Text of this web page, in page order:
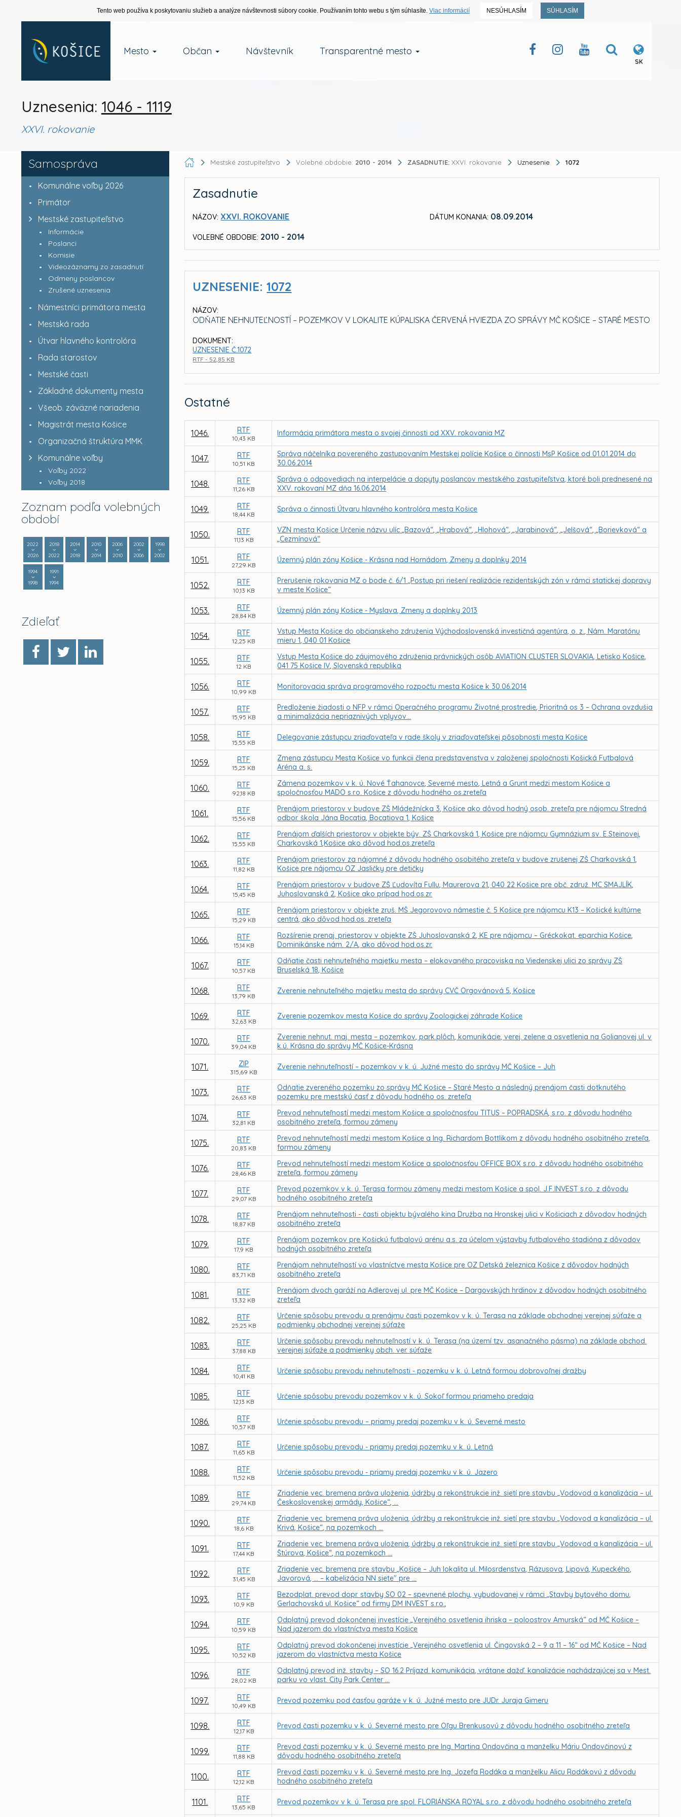
Tento web používa k poskytovaniu služieb a analýze návštevnosti súbory cookie. Používaním tohto webu s tým súhlasíte. Viac informácií NESÚHLASÍM SÚHLASÍM
Mesto Občan Návštevník Transparentné mesto
SK
Uznesenia: 1046 - 1119
XXVI. rokovanie
Samospráva
Komunálne voľby 2026
Primátor
Mestské zastupiteľstvo
Informácie
Poslanci
Komisie
Videozáznamy zo zasadnutí
Odmeny poslancov
Zrušené uznesenia
Námestníci primátora mesta
Mestská rada
Útvar hlavného kontrolóra
Rada starostov
Mestské časti
Základné dokumenty mesta
Všeob. záväzné nariadenia
Magistrát mesta Košice
Organizačná štruktúra MMK
Komunálne voľby
Voľby 2022
Voľby 2018
Zoznam podľa volebných
období
2022
2026
2018
2022
2014
2018
2010
2014
2006
2010
2002
2006
1998
2002
1994
1998
1991
1994
Zdieľať
Mestské zastupiteľstvo Volebné obdobie: 2010 - 2014 ZASADNUTIE: XXVI. rokovanie Uznesenie 1072
Zasadnutie
NÁZOV: XXVI. ROKOVANIE
VOLEBNÉ OBDOBIE: 2010 - 2014
DÁTUM KONANIA: 08.09.2014
UZNESENIE:1072
NÁZOV:
ODŇATIE NEHNUTEĽNOSTÍ – POZEMKOV V LOKALITE KÚPALISKA ČERVENÁ HVIEZDA ZO SPRÁVY MČ KOŠICE – STARÉ MESTO
DOKUMENT:
UZNESENIE Č.1072
RTF - 52,85 KB
Ostatné
1046. RTF
10,43 KB
Informácia primátora mesta o svojej činnosti od XXV. rokovania MZ
1047. RTF
10,51 KB
Správa náčelníka povereného zastupovaním Mestskej polície Košice o činnosti MsP Košice od 01.01.2014 do
30.06.2014
1048. RTF
11,26 KB
Správa o odpovediach na interpelácie a dopyty poslancov mestského zastupiteľstva, ktoré boli prednesené na
XXV. rokovaní MZ dňa 16.06.2014
1049. RTF
18,44 KB
Správa o činnosti Útvaru hlavného kontrolóra mesta Košice
1050. RTF
11,13 KB
VZN mesta Košice Určenie názvu ulíc „Bazová“, „Hrabová“, „Hlohová“, „Jarabinová“, „Jelšová“, „Borievková“ a
„Cezmínová“
1051. RTF
27,29 KB
Územný plán zóny Košice - Krásna nad Hornádom, Zmeny a doplnky 2014
1052. RTF
10,13 KB
Prerušenie rokovania MZ o bode č. 6/1 „Postup pri riešení realizácie rezidentských zón v rámci statickej dopravy
v meste Košice“
1053. RTF
28,84 KB
Územný plán zóny Košice - Myslava, Zmeny a doplnky 2013
1054. RTF
12,25 KB
Vstup Mesta Košice do občianskeho združenia Východoslovenská investičná agentúra, o. z., Nám. Maratónu
mieru 1, 040 01 Košice
1055. RTF
12 KB
Vstup Mesta Košice do záujmového združenia právnických osôb AVIATION CLUSTER SLOVAKIA, Letisko Košice,
041 75 Košice IV, Slovenská republika
1056. RTF
10,99 KB
Monitorovacia správa programového rozpočtu mesta Košice k 30.06.2014
1057. RTF
15,95 KB
Predloženie žiadosti o NFP v rámci Operačného programu Životné prostredie, Prioritná os 3 – Ochrana ovzdušia
a minimalizácia nepriaznivých vplyvov...
1058. RTF
15,55 KB
Delegovanie zástupcu zriaďovateľa v rade školy v zriaďovateľskej pôsobnosti mesta Košice
1059. RTF
15,25 KB
Zmena zástupcu Mesta Košice vo funkcii člena predstavenstva v založenej spoločnosti Košická Futbalová
Aréna a. s.
1060. RTF
92,18 KB
Zámena pozemkov v k. ú. Nové Ťahanovce, Severné mesto, Letná a Grunt medzi mestom Košice a
spoločnosťou MADO s.r.o. Košice z dôvodu hodného os.zreteľa
1061. RTF
15,56 KB
Prenájom priestorov v budove ZŠ Mládežnícka 3, Košice ako dôvod hodný osob. zreteľa pre nájomcu Stredná
odbor. škola Jána Bocatia, Bocatiova 1, Košice
1062. RTF
15,55 KB
Prenájom ďalších priestorov v objekte býv. ZŠ Charkovská 1, Košice pre nájomcu Gymnázium sv. E.Steinovej,
Charkovská 1,Košice ako dôvod hod.os.zreteľa
1063. RTF
11,82 KB
Prenájom priestorov za nájomné z dôvodu hodného osobitého zreteľa v budove zrušenej ZŠ Charkovská 1,
Košice pre nájomcu OZ Jasličky pre detičky
1064. RTF
15,45 KB
Prenájom priestorov v budove ZŠ Ľudovíta Fullu, Maurerova 21, 040 22 Košice pre obč. združ. MC SMAJLÍK,
Juhoslovanská 2, Košice ako prípad hod.os.zr.
1065. RTF
15,29 KB
Prenájom priestorov v objekte zruš. MŠ Jegorovovo námestie č. 5 Košice pre nájomcu K13 – Košické kultúrne
centrá, ako dôvod hod.os. zreteľa
1066. RTF
15,14 KB
Rozšírenie prenaj. priestorov v objekte ZŠ Juhoslovanská 2, KE pre nájomcu – Gréckokat. eparchia Košice,
Dominikánske nám. 2/A, ako dôvod hod.os.zr.
1067. RTF
10,57 KB
Odňatie časti nehnuteľného majetku mesta – elokovaného pracoviska na Viedenskej ulici zo správy ZŠ
Bruselská 18, Košice
1068. RTF
13,79 KB
Zverenie nehnuteľného majetku mesta do správy CVČ Orgovánová 5, Košice
1069. RTF
32,63 KB
Zverenie pozemkov mesta Košice do správy Zoologickej záhrade Košice
1070. RTF
39,04 KB
Zverenie nehnut. maj. mesta – pozemkov, park.plôch, komunikácie, verej. zelene a osvetlenia na Golianovej ul. v
k.ú. Krásna do správy MČ Košice-Krásna
1071. ZIP
315,69 KB
Zverenie nehnuteľností – pozemkov v k. ú. Južné mesto do správy MČ Košice – Juh
1073. RTF
26,63 KB
Odňatie zvereného pozemku zo správy MČ Košice – Staré Mesto a následný prenájom časti dotknutého
pozemku pre mestskú časť z dôvodu hodného os. zreteľa
1074. RTF
32,81 KB
Prevod nehnuteľností medzi mestom Košice a spoločnosťou TITUS – POPRADSKÁ, s.r.o. z dôvodu hodného
osobitného zreteľa, formou zámeny
1075. RTF
20,83 KB
Prevod nehnuteľností medzi mestom Košice a Ing. Richardom Bottlikom z dôvodu hodného osobitného zreteľa,
formou zámeny
1076. RTF
28,46 KB
Prevod nehnuteľností medzi mestom Košice a spoločnosťou OFFICE BOX s.r.o. z dôvodu hodného osobitného
zreteľa, formou zámeny
1077. RTF
29,07 KB
Prevod pozemkov v k. ú. Terasa formou zámeny medzi mestom Košice a spol. J.F.INVEST s.r.o. z dôvodu
hodného osobitného zreteľa
1078. RTF
18,87 KB
Prenájom nehnuteľnosti - časti objektu bývalého kina Družba na Hronskej ulici v Košiciach z dôvodov hodných
osobitného zreteľa
1079. RTF
17,9 KB
Prenájom pozemkov pre Košickú futbalovú arénu a.s. za účelom výstavby futbalového štadióna z dôvodov
hodných osobitného zreteľa
1080. RTF
83,71 KB
Prenájom nehnuteľností vo vlastníctve mesta Košice pre OZ Detská železnica Košice z dôvodov hodných
osobitného zreteľa
1081. RTF
13,32 KB
Prenájom dvoch garáží na Adlerovej ul. pre MČ Košice – Dargovských hrdinov z dôvodov hodných osobitného
zreteľa
1082. RTF
25,25 KB
Určenie spôsobu prevodu a prenájmu časti pozemkov v k. ú. Terasa na základe obchodnej verejnej súťaže a
podmienky obchodnej verejnej súťaže
1083. RTF
37,88 KB
Určenie spôsobu prevodu nehnuteľností v k. ú. Terasa (na území tzv. asanačného pásma) na základe obchod.
verejnej súťaže a podmienky obch. ver. súťaže
1084. RTF
10,41 KB
Určenie spôsobu prevodu nehnuteľnosti - pozemku v k. ú. Letná formou dobrovoľnej dražby
1085. RTF
12,13 KB
Určenie spôsobu prevodu pozemkov v k. ú. Sokoľ formou priameho predaja
1086. RTF
10,57 KB
Určenie spôsobu prevodu – priamy predaj pozemku v k. ú. Severné mesto
1087. RTF
11,65 KB
Určenie spôsobu prevodu - priamy predaj pozemku v k. ú. Letná
1088. RTF
11,52 KB
Určenie spôsobu prevodu - priamy predaj pozemku v k. ú. Jazero
1089. RTF
29,74 KB
Zriadenie vec. bremena práva uloženia, údržby a rekonštrukcie inž. sietí pre stavbu „Vodovod a kanalizácia – ul.
Československej armády, Košice“, ...
1090. RTF
18,6 KB
Zriadenie vec. bremena práva uloženia, údržby a rekonštrukcie inž. sietí pre stavbu „Vodovod a kanalizácia – ul.
Krivá, Košice“, na pozemkoch ...
1091. RTF
17,44 KB
Zriadenie vec. bremena práva uloženia, údržby a rekonštrukcie inž. sietí pre stavbu „Vodovod a kanalizácia – ul.
Štúrova, Košice“, na pozemkoch ...
1092. RTF
31,45 KB
Zriadenie vec. bremena pre stavbu „Košice – Juh lokalita ul. Milosrdenstva, Rázusova, Lipová, Kupeckého,
Javorová, ... – kabelizácia NN siete" pre ...
1093. RTF
10,9 KB
Bezodplat. prevod dopr. stavby SO 02 – spevnené plochy, vybudovanej v rámci „Stavby bytového domu,
Gerlachovská ul. Košice“ od firmy DM INVEST s.r.o.,
1094. RTF
10,59 KB
Odplatný prevod dokončenej investície „Verejného osvetlenia ihriska – poloostrov Amurská“ od MČ Košice –
Nad jazerom do vlastníctva mesta Košice
1095. RTF
10,52 KB
Odplatný prevod dokončenej investície „Verejného osvetlenia ul. Čingovská 2 – 9 a 11 – 16“ od MČ Košice – Nad
jazerom do vlastníctva mesta Košice
1096. RTF
28,02 KB
Odplatný prevod inž. stavby – SO 16.2 Príjazd. komunikácia, vrátane dažď. kanalizácie nachádzajúcej sa v Mest.
parku vo vlast. City Park Center ...
1097. RTF
10,49 KB
Prevod pozemku pod časťou garáže v k. ú. Južné mesto pre JUDr. Juraja Gimeru
1098. RTF
12,17 KB
Prevod časti pozemku v k. ú. Severné mesto pre Oľgu Brenkusovú z dôvodu hodného osobitného zreteľa
1099. RTF
11,88 KB
Prevod časti pozemku v k. ú. Severné mesto pre Ing. Martina Ondovčina a manželku Máriu Ondovčinovú z
dôvodu hodného osobitného zreteľa
1100. RTF
12,12 KB
Prevod časti pozemku v k. ú. Severné mesto pre Ing. Jozefa Rodáka a manželku Alicu Rodákovú z dôvodu
hodného osobitného zreteľa
1101. RTF
13,65 KB
Prevod pozemkov v k. ú. Terasa pre spol. FLORIÁNSKA ROYAL s.r.o. z dôvodu hodného osobitného zreteľa